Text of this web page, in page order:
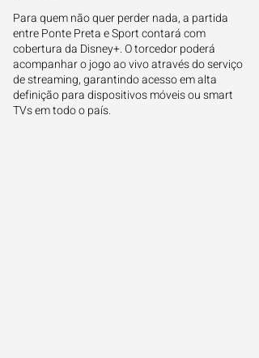
Para quem não quer perder nada, a partida
entre Ponte Preta e Sport contará com
cobertura da Disney+. O torcedor poderá
acompanhar o jogo ao vivo através do serviço
de streaming, garantindo acesso em alta
definição para dispositivos móveis ou smart
TVs em todo o país.